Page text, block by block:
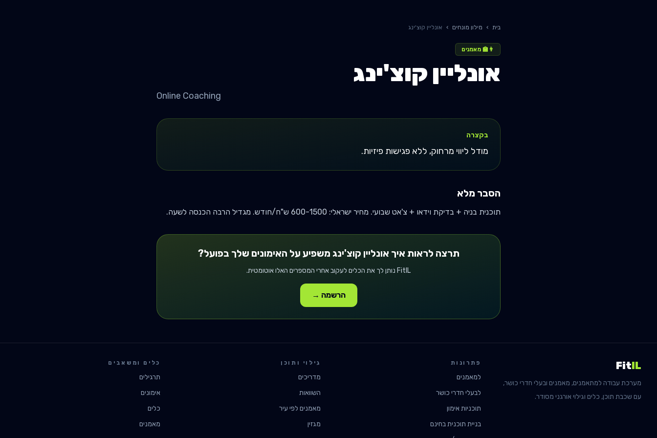
בית › מילון מונחים › אונליין קוצ'ינג
👨‍🏫 מאמנים
אונליין קוצ'ינג
Online Coaching
בקצרה
מודל ליווי מרחוק, ללא פגישות פיזיות.
הסבר מלא
תוכנית בניה + בדיקת וידאו + צ'אט שבועי. מחיר ישראלי: 600-1500 ש"ח/חודש. מגדיל הרבה הכנסה לשעה.
תרצה לראות איך אונליין קוצ'ינג משפיע על האימונים שלך בפועל?
FitIL נותן לך את הכלים לעקוב אחרי המספרים האלו אוטומטית.
הרשמה →
FitIL
מערכת עבודה למתאמנים, מאמנים ובעלי חדרי כושר,
עם שכבת תוכן, כלים וגילוי אורגני מסודר.
פתרונות
למאמנים
לבעלי חדרי כושר
תוכניות אימון
בניית תוכנית בחינם
גילוי ותוכן
מדריכים
השוואות
מאמנים לפי עיר
מגזין
כלים ומשאבים
תרגילים
אימונים
כלים
מאמנים